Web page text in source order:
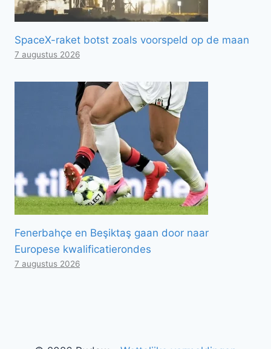
SpaceX-raket botst zoals voorspeld op de maan
7 augustus 2026
Fenerbahçe en Beşiktaş gaan door naar
Europese kwalificatierondes
7 augustus 2026